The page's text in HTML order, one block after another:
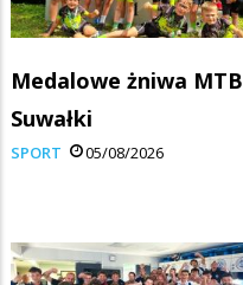
Medalowe żniwa MTB
Suwałki
SPORT 05/08/2026